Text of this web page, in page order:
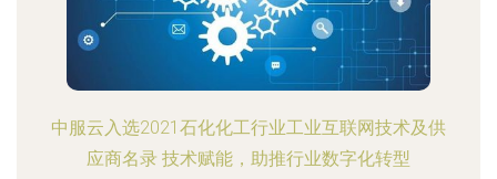
中服云入选2021石化化工行业工业互联网技术及供
应商名录 技术赋能，助推行业数字化转型